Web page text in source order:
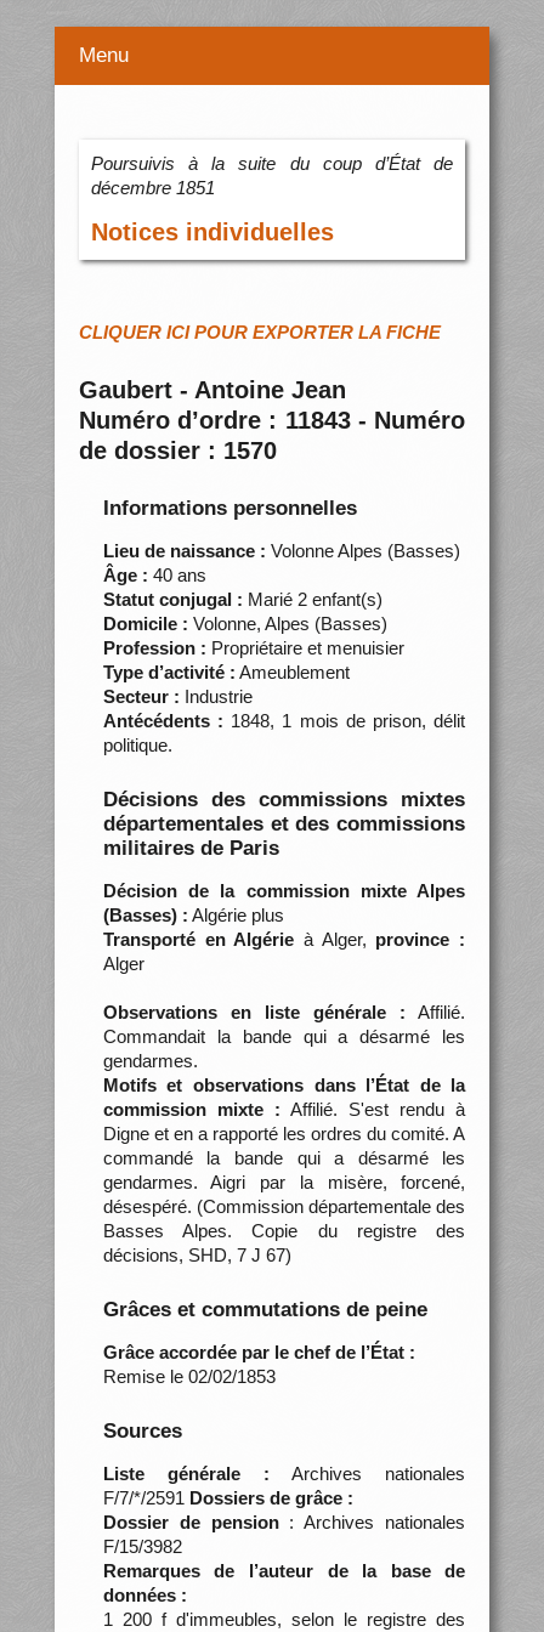
Menu
Poursuivis à la suite du coup d’État de
décembre 1851
Notices individuelles
CLIQUER ICI POUR EXPORTER LA FICHE
Gaubert - Antoine Jean
Numéro d’ordre : 11843 - Numéro
de dossier : 1570
Informations personnelles
Lieu de naissance : Volonne Alpes (Basses)
Âge : 40 ans
Statut conjugal : Marié 2 enfant(s)
Domicile : Volonne, Alpes (Basses)
Profession : Propriétaire et menuisier
Type d’activité : Ameublement
Secteur : Industrie
Antécédents : 1848, 1 mois de prison, délit
politique.
Décisions des commissions mixtes
départementales et des commissions
militaires de Paris
Décision de la commission mixte Alpes
(Basses) : Algérie plus
Transporté en Algérie à Alger, province :
Alger
Observations en liste générale : Affilié.
Commandait la bande qui a désarmé les
gendarmes.
Motifs et observations dans l’État de la
commission mixte : Affilié. S'est rendu à
Digne et en a rapporté les ordres du comité. A
commandé la bande qui a désarmé les
gendarmes. Aigri par la misère, forcené,
désespéré. (Commission départementale des
Basses Alpes. Copie du registre des
décisions, SHD, 7 J 67)
Grâces et commutations de peine
Grâce accordée par le chef de l’État :
Remise le 02/02/1853
Sources
Liste générale : Archives nationales
F/7/*/2591 Dossiers de grâce :
Dossier de pension: Archives nationales
F/15/3982
Remarques de l’auteur de la base de
données :
1 200 f d'immeubles, selon le registre des